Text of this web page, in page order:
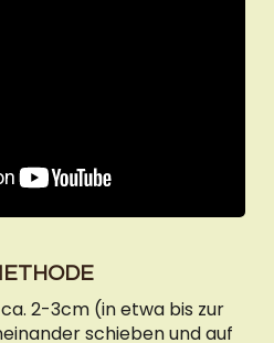
2-3cm (in etwa bis zur
schieben und auf